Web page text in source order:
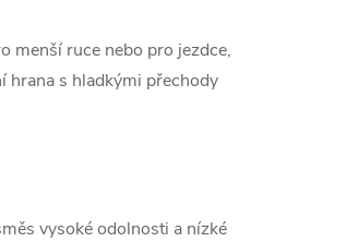
menší ruce nebo pro jezdce,
hrana s hladkými přechody
vysoké odolnosti a nízké